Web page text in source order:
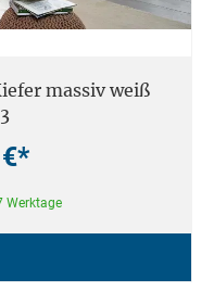
massiv weiß
Werktage